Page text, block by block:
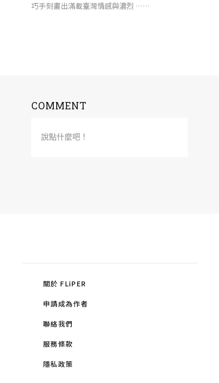
巧手刻畫出滿載臺灣情感與濃烈 ……
COMMENT
說點什麼吧！
關於 FLiPER
申請成為作者
聯絡我們
服務條款
隱私政策